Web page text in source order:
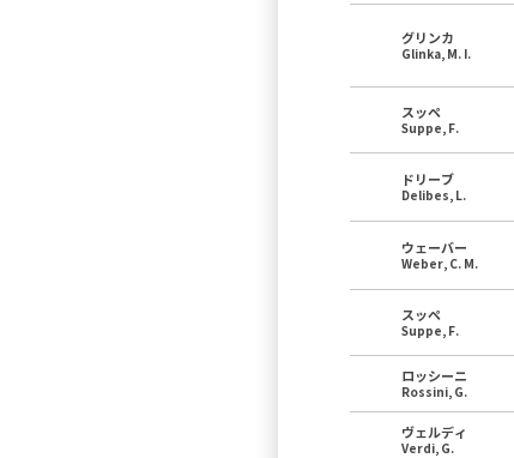
グリンカ
Glinka, M. I.
スッペ
Suppe, F.
ドリーブ
Delibes, L.
ウェーバー
Weber, C. M.
スッペ
Suppe, F.
ロッシーニ
Rossini, G.
ヴェルディ
Verdi, G.